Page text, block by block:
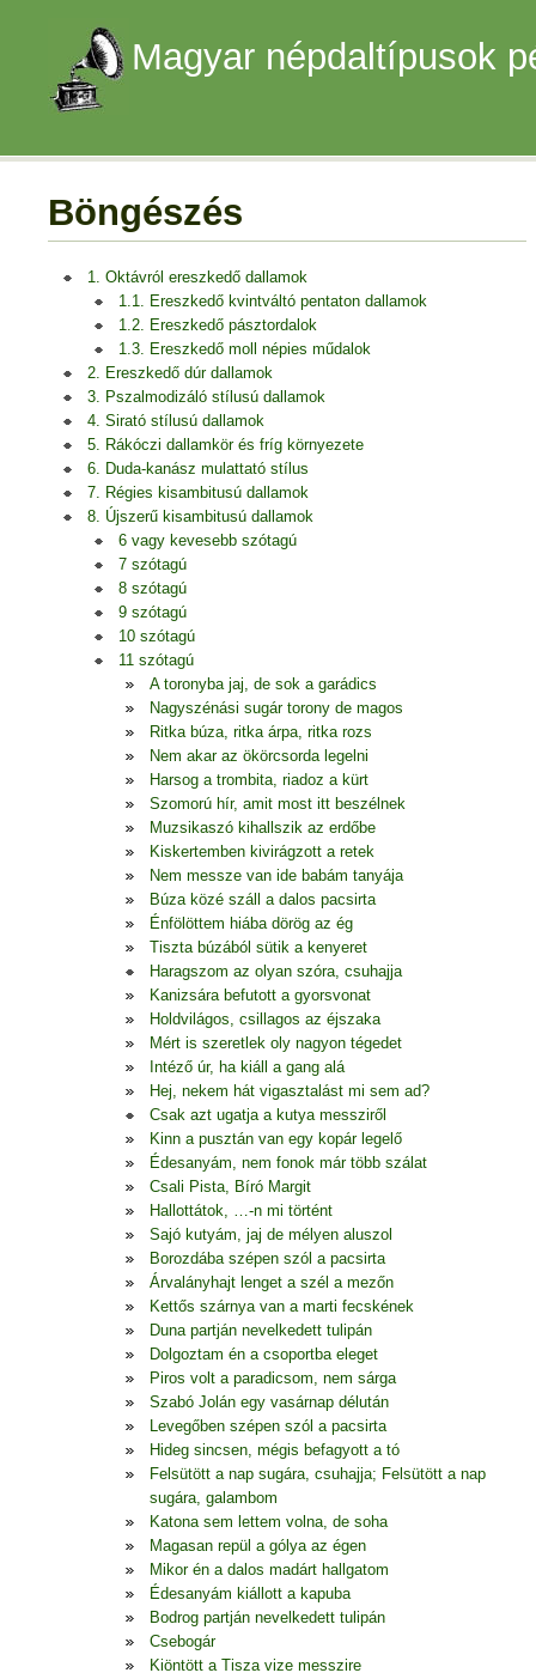
Magyar népdaltípusok
Böngészés
1. Oktávról ereszkedő dallamok
1.1. Ereszkedő kvintváltó pentaton dallamok
1.2. Ereszkedő pásztordalok
1.3. Ereszkedő moll népies műdalok
2. Ereszkedő dúr dallamok
3. Pszalmodizáló stílusú dallamok
4. Sirató stílusú dallamok
5. Rákóczi dallamkör és fríg környezete
6. Duda-kanász mulattató stílus
7. Régies kisambitusú dallamok
8. Újszerű kisambitusú dallamok
6 vagy kevesebb szótagú
7 szótagú
8 szótagú
9 szótagú
10 szótagú
11 szótagú
A toronyba jaj, de sok a garádics
Nagyszénási sugár torony de magos
Ritka búza, ritka árpa, ritka rozs
Nem akar az ökörcsorda legelni
Harsog a trombita, riadoz a kürt
Szomorú hír, amit most itt beszélnek
Muzsikaszó kihallszik az erdőbe
Kiskertemben kivirágzott a retek
Nem messze van ide babám tanyája
Búza közé száll a dalos pacsirta
Énfölöttem hiába dörög az ég
Tiszta búzából sütik a kenyeret
Haragszom az olyan szóra, csuhajja
Kanizsára befutott a gyorsvonat
Holdvilágos, csillagos az éjszaka
Mért is szeretlek oly nagyon tégedet
Intéző úr, ha kiáll a gang alá
Hej, nekem hát vigasztalást mi sem ad?
Csak azt ugatja a kutya messziről
Kinn a pusztán van egy kopár legelő
Édesanyám, nem fonok már több szálat
Csali Pista, Bíró Margit
Hallottátok, …-n mi történt
Sajó kutyám, jaj de mélyen aluszol
Borozdába szépen szól a pacsirta
Árvalányhajt lenget a szél a mezőn
Kettős szárnya van a marti fecskének
Duna partján nevelkedett tulipán
Dolgoztam én a csoportba eleget
Piros volt a paradicsom, nem sárga
Szabó Jolán egy vasárnap délután
Levegőben szépen szól a pacsirta
Hideg sincsen, mégis befagyott a tó
Felsütött a nap sugára, csuhajja; Felsütött a nap
sugára, galambom
Katona sem lettem volna, de soha
Magasan repül a gólya az égen
Mikor én a dalos madárt hallgatom
Édesanyám kiállott a kapuba
Bodrog partján nevelkedett tulipán
Csebogár
Kiöntött a Tisza vize messzire